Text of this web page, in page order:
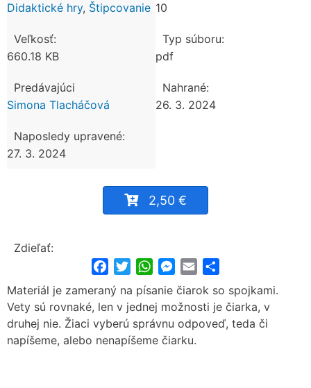
Didaktické hry, Štipcovanie 10
Veľkosť:
660.18 KB
Typ súboru:
pdf
Predávajúci
Simona Tlacháčová
Nahrané:
26. 3. 2024
Naposledy upravené:
27. 3. 2024
2,50 €
Zdieľať:
FacebookTwitterWhatsApp
Messenger
Email
Materiál je zameraný na písanie čiarok so spojkami.
Vety sú rovnaké, len v jednej možnosti je čiarka, v
druhej nie. Žiaci vyberú správnu odpoveď, teda či
napíšeme, alebo nenapíšeme čiarku.